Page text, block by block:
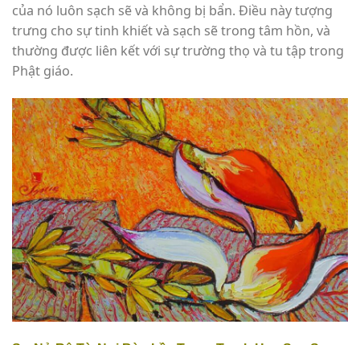
của nó luôn sạch sẽ và không bị bẩn. Điều này tượng
trưng cho sự tinh khiết và sạch sẽ trong tâm hồn, và
thường được liên kết với sự trường thọ và tu tập trong
Phật giáo.